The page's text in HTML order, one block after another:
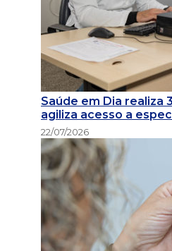
Saúde em Dia realiza
agiliza acesso a
22/07/2026